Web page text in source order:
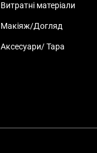
Витратні матеріали
Макіяж/Догляд
Аксесуари/ Тара